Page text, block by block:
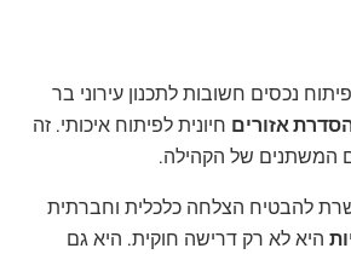
נכסים חשובות לתכנון עירוני בר
אזורים חיונית לפיתוח איכותי. זה
המשתנים של הקהילה.
להבטיח הצלחה כלכלית וחברתית
היא לא רק דרישה חוקית. היא גם